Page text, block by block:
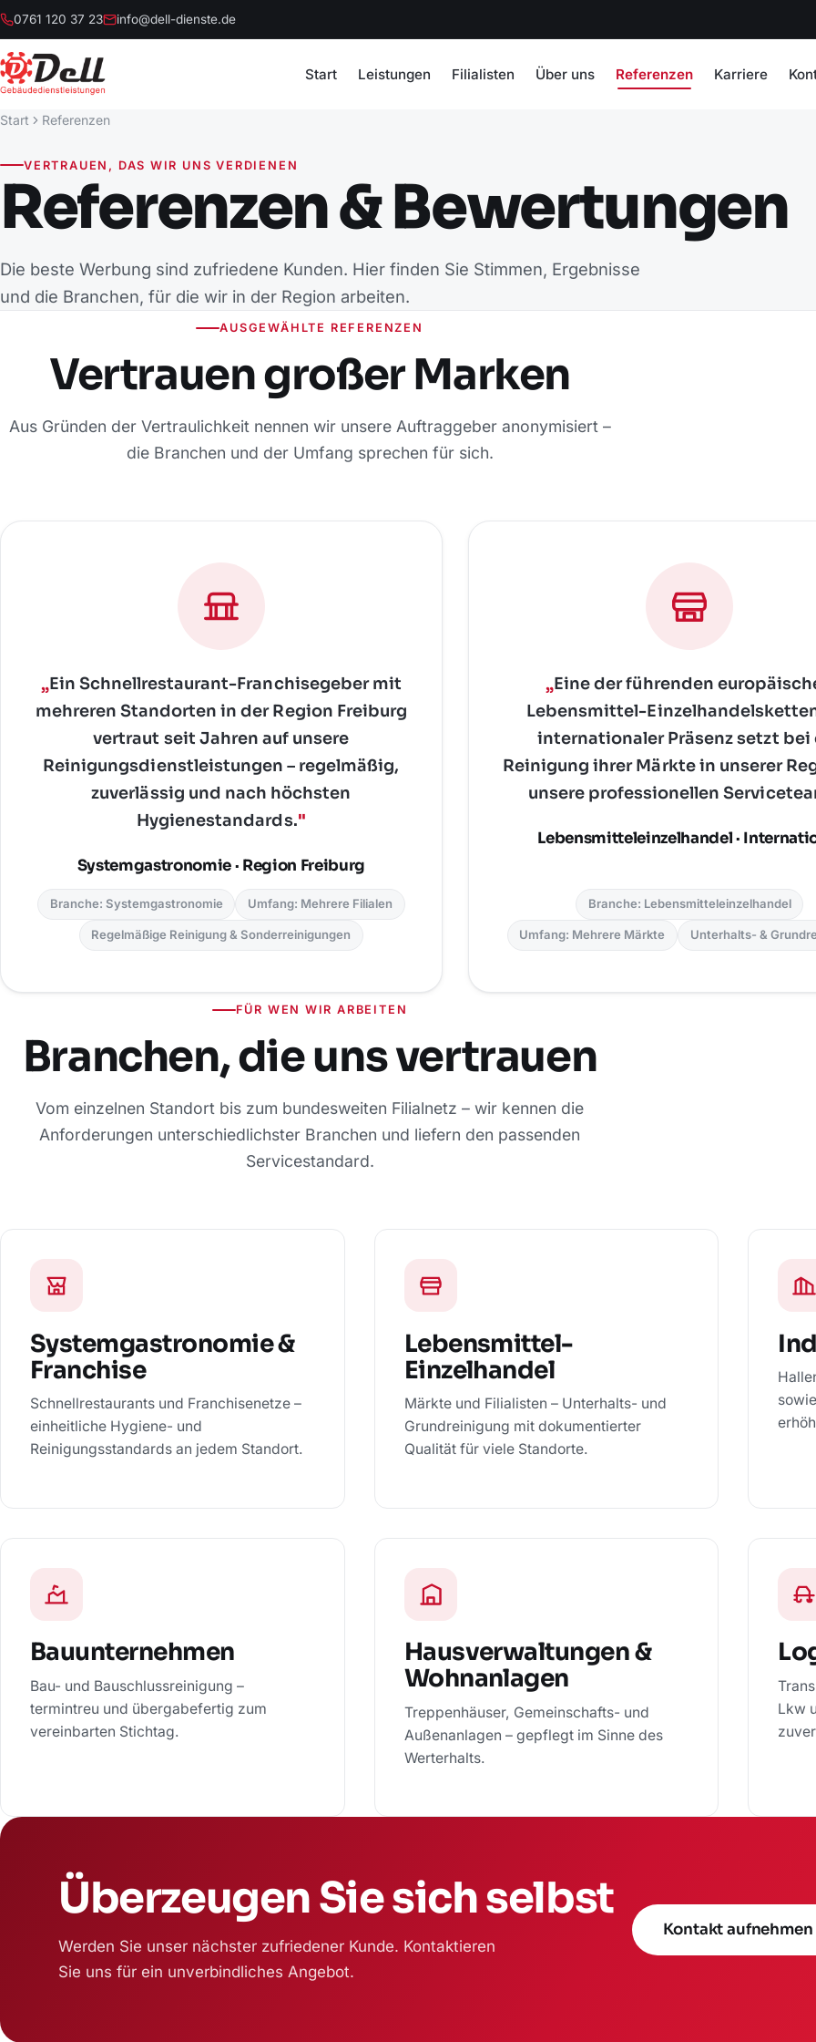
0761 120 37 23 info@dell-dienste.de
Start Leistungen Filialisten Über uns Referenzen Karriere
Start Referenzen
VERTRAUEN, DAS WIR UNS VERDIENEN
Referenzen & Bewertungen
Die beste Werbung sind zufriedene Kunden. Hier finden Sie Stimmen, Ergebnisse
und die Branchen, für die wir in der Region arbeiten.
AUSGEWÄHLTE REFERENZEN
Vertrauen großer Marken
Aus Gründen der Vertraulichkeit nennen wir unsere Auftraggeber anonymisiert –
die Branchen und der Umfang sprechen für sich.
„Ein Schnellrestaurant-Franchisegeber mit
mehreren Standorten in der Region Freiburg
vertraut seit Jahren auf unsere
Reinigungsdienstleistungen – regelmäßig,
zuverlässig und nach höchsten
Hygienestandards."
Systemgastronomie · Region Freiburg
Branche: Systemgastronomie Umfang: Mehrere Filialen
Regelmäßige Reinigung & Sonderreinigungen
„Eine der führenden
Lebensmittel-
internationaler Präsenz setzt bei
Reinigung ihrer Märkte in unserer
unsere professionellen
Lebensmitteleinzelhandel ·
Branche: Lebensmitteleinzelhandel
Umfang: Mehrere Märkte Unterhalts- &
FÜR WEN WIR ARBEITEN
Branchen, die uns vertrauen
Vom einzelnen Standort bis zum bundesweiten Filialnetz – wir kennen die
Anforderungen unterschiedlichster Branchen und liefern den passenden
Servicestandard.
Systemgastronomie &
Franchise
Schnellrestaurants und Franchisenetze –
einheitliche Hygiene- und
Reinigungsstandards an jedem Standort.
Lebensmittel-
Einzelhandel
Märkte und Filialisten – Unterhalts- und
Grundreinigung mit dokumentierter
Qualität für viele Standorte.
Bauunternehmen
Bau- und Bauschlussreinigung –
termintreu und übergabefertig zum
vereinbarten Stichtag.
Hausverwaltungen &
Wohnanlagen
Treppenhäuser, Gemeinschafts- und
Außenanlagen – gepflegt im Sinne des
Werterhalts.
Lkw
Überzeugen Sie sich selbst
Werden Sie unser nächster zufriedener Kunde. Kontaktieren
Sie uns für ein unverbindliches Angebot.
Kontakt aufnehmen